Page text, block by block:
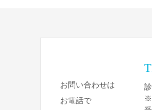
お問い合わせは
お電話で
※